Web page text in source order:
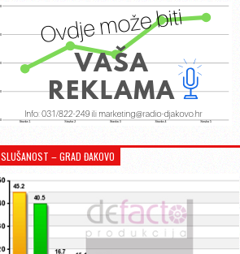
SLUŠANOST – GRAD ĐAKOVO